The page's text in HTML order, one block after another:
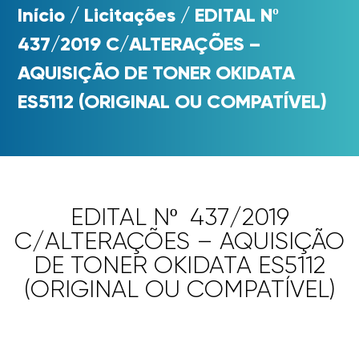
Início / Licitações / EDITAL Nº
437/2019 C/ALTERAÇÕES –
AQUISIÇÃO DE TONER OKIDATA
ES5112 (ORIGINAL OU COMPATÍVEL)
EDITAL Nº 437/2019
C/ALTERAÇÕES – AQUISIÇÃO
DE TONER OKIDATA ES5112
(ORIGINAL OU COMPATÍVEL)